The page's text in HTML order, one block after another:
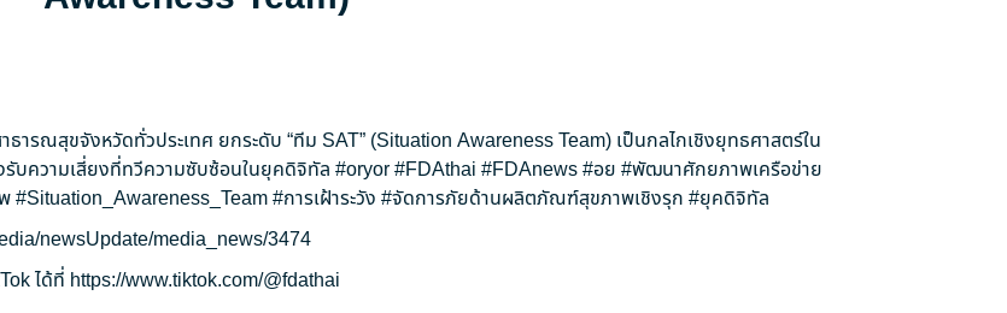
รณสุขจังหวัดทั่วประเทศ ยกระดับ “ทีม SAT” (Situation Awareness Team) เป็นกลไกเชิงยุทธศาสตร์ใน
บความเสี่ยงที่ทวีความซับซ้อนในยุคดิจิทัล #oryor#FDAthai #FDAnews#อย #พัฒนาศักยภาพเครือข่าย
#Situation_Awareness_Team#การเฝ้าระวัง #จัดการภัยด้านผลิตภัณฑ์สุขภาพเชิงรุก #ยุคดิจิทัล
newsUpdate/media_news/3474
ได้ที่ https://www.tiktok.com/@fdathai